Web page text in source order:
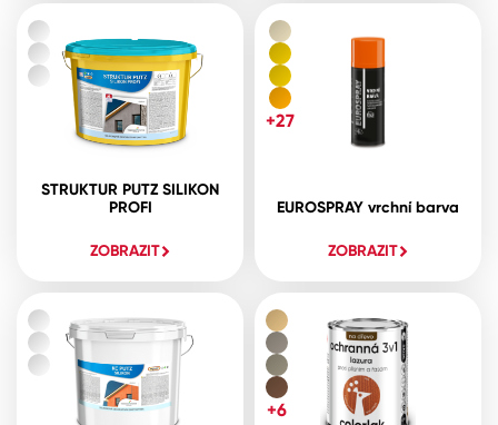
STRUKTUR PUTZ SILIKON
PROFI
ZOBRAZIT
EUROSPRAY vrchní barva
ZOBRAZIT
+27
+6